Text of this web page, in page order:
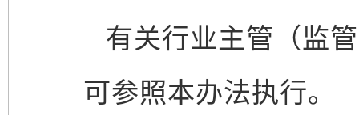
有关行业主管（监
可参照本办法执行。